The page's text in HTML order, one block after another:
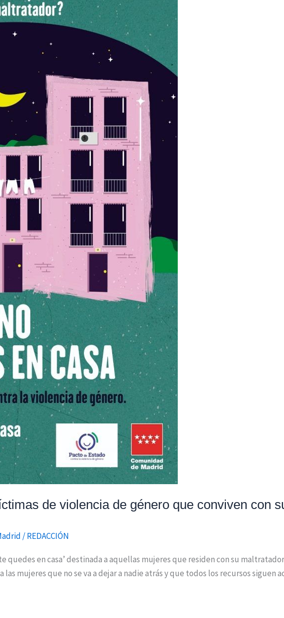
de violencia de género que conviven con
/REDACCIÓN
quedes en casa’ destinada a aquellas mujeres que residen con su
mujeres que no se va a dejar a nadie atrás y que todos los recursos siguen